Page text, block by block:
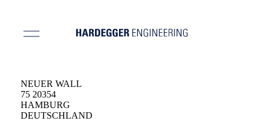
NEUER WALL
75 20354
HAMBURG
DEUTSCHLAND